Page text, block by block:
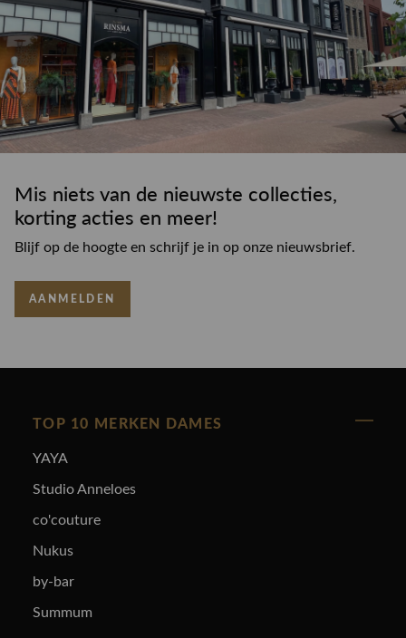
Mis niets van de nieuwste collecties,
korting acties en meer!
Blijf op de hoogte en schrijf je in op onze nieuwsbrief.
AANMELDEN
TOP 10 MERKEN DAMES
YAYA
Studio Anneloes
co'couture
Nukus
by-bar
Summum